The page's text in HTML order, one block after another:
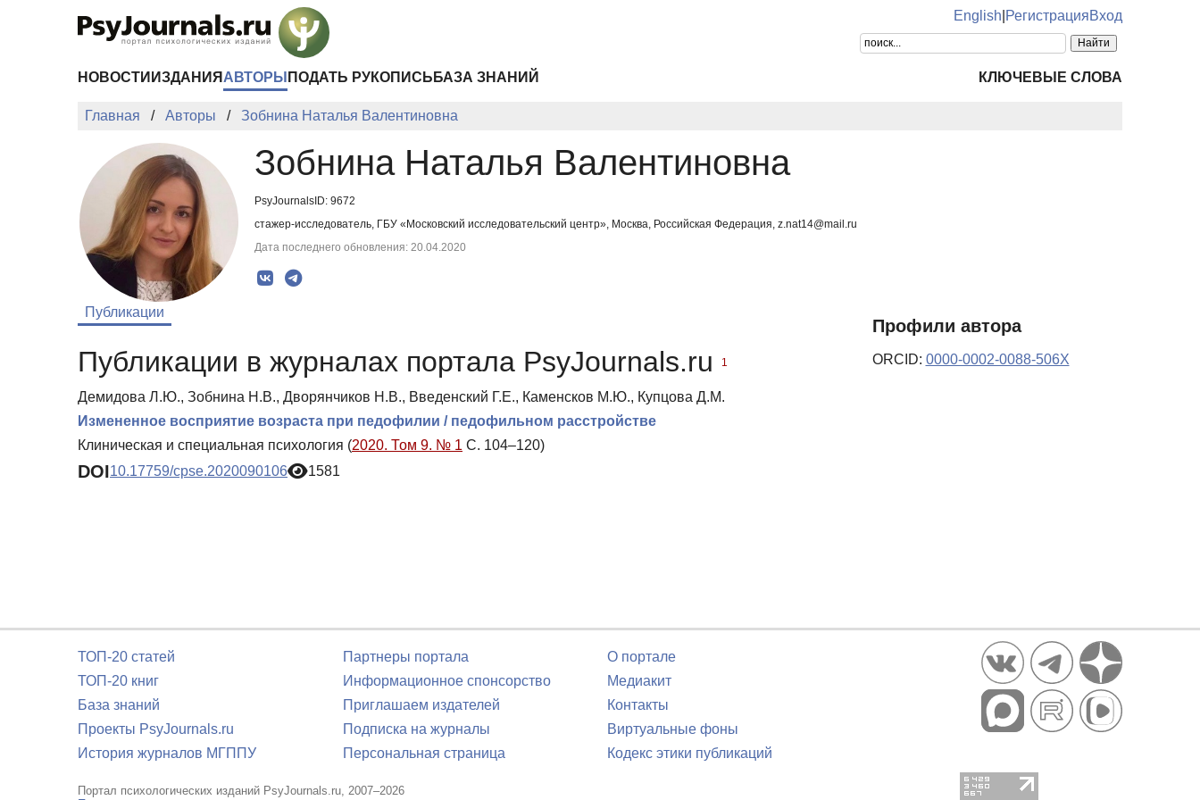
English РегистрацияВход
НОВОСТИ ИЗДАНИЯ АВТОРЫ ПОДАТЬ РУКОПИСЬ БАЗА ЗНАНИЙ КЛЮЧЕВЫЕ СЛОВА
Главная Авторы Зобнина Наталья Валентиновна
Зобнина Наталья Валентиновна
PsyJournalsID: 9672
стажер-исследователь, ГБУ «Московский исследовательский центр», Москва, Российская Федерация, z.nat14@mail.ru
Дата последнего обновления: 20.04.2020
Публикации
Публикации в журналах портала PsyJournals.ru 1
Демидова Л.Ю., Зобнина Н.В., Дворянчиков Н.В., Введенский Г.Е., Каменсков М.Ю., Купцова Д.М.
Измененное восприятие возраста при педофилии / педофильном расстройстве
Клиническая и специальная психология (2020. Том 9. № 1 С. 104–120)
DOI10.17759/cpse.2020090106 1581
Профили автора
ORCID: 0000-0002-0088-506X
ТОП-20 статей
ТОП-20 книг
База знаний
Проекты PsyJournals.ru
История журналов МГППУ
Партнеры портала
Информационное спонсорство
Приглашаем издателей
Подписка на журналы
Персональная страница
О портале
Медиакит
Контакты
Виртуальные фоны
Кодекс этики публикаций
Портал психологических изданий PsyJournals.ru, 2007–2026